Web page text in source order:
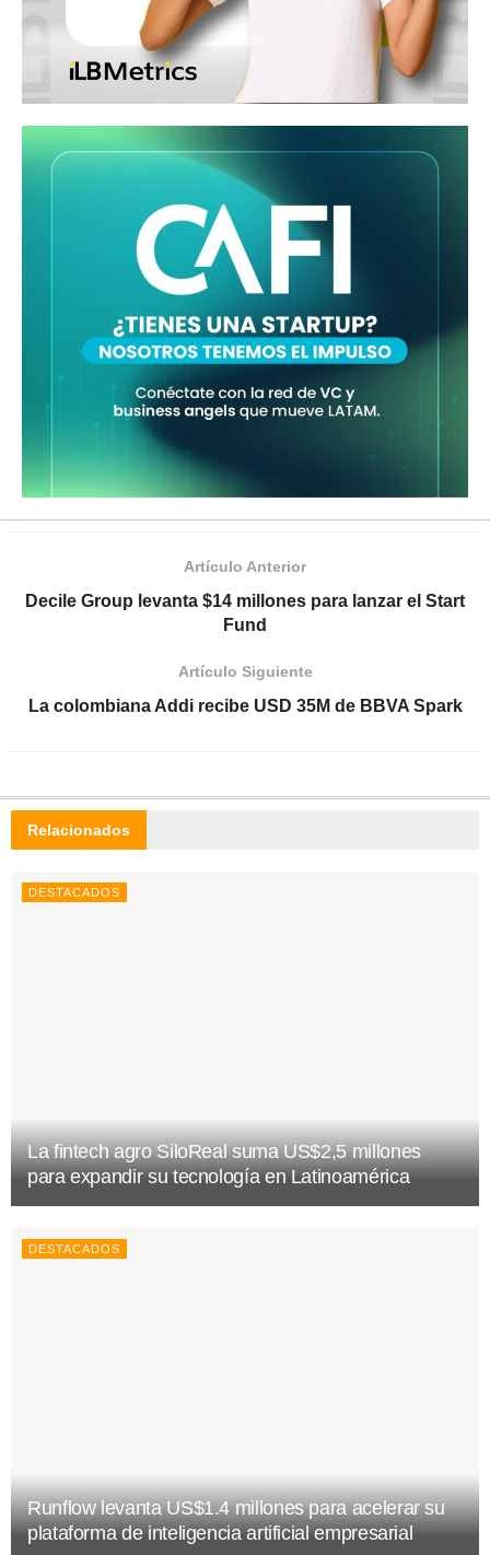
Artículo Anterior
Decile Group levanta $14 millones para lanzar el Start
Fund
Artículo Siguiente
La colombiana Addi recibe USD 35M de BBVA Spark
Relacionados
DESTACADOS
La fintech agro SiloReal suma US$2,5 millones
para expandir su tecnología en Latinoamérica
DESTACADOS
Runflow levanta US$1.4 millones para acelerar su
plataforma de inteligencia artificial empresarial